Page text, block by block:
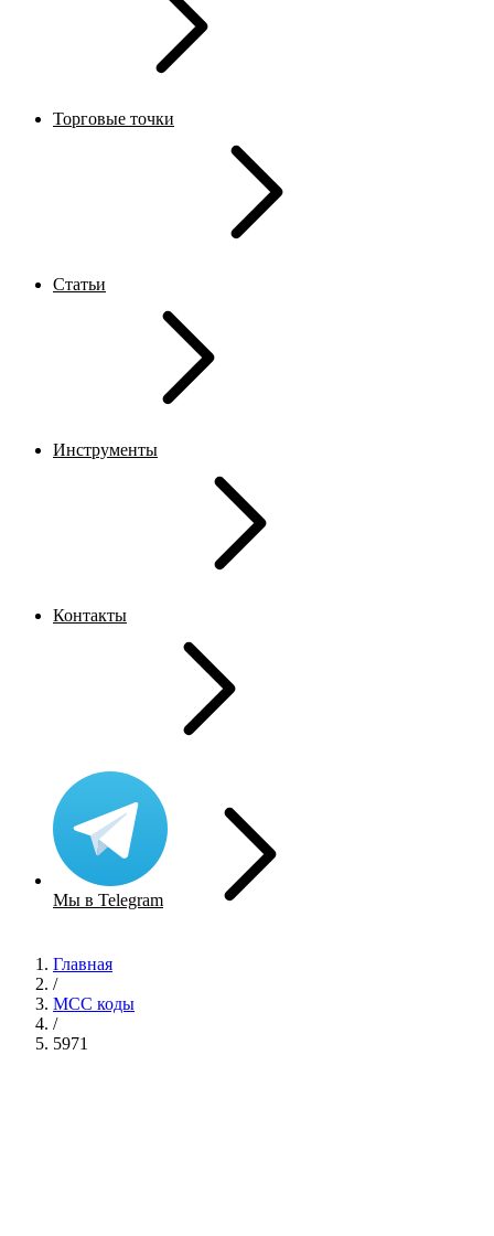
Торговые точки
Статьи
Инструменты
Контакты
Мы в Telegram
Главная
/
MCC коды
/
5971